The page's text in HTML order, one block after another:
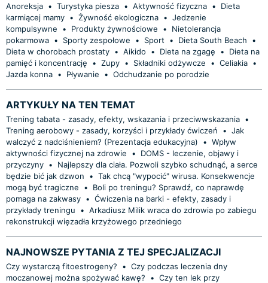
Anoreksja • Turystyka piesza • Aktywność fizyczna •
Dieta
karmiącej mamy • Żywność ekologiczna • Jedzenie
kompulsywne
• Produkty żywnościowe •
Nietolerancja
pokarmowa • Sporty zespołowe • Sport • Dieta South Beach
•
Dieta w chorobach prostaty • Aikido • Dieta na zgagę •
Dieta na
pamięć i koncentrację
• Zupy • Składniki odżywcze • Celiakia •
Jazda konna • Pływanie • Odchudzanie po porodzie
ARTYKUŁY NA TEN TEMAT
Trening tabata - zasady, efekty, wskazania i przeciwwskazania •
Trening aerobowy - zasady, korzyści i przykłady ćwiczeń
• Jak
walczyć z nadciśnieniem? (Prezentacja edukacyjna)
• Wpływ
aktywności fizycznej na zdrowie
•
DOMS - leczenie, objawy i
przyczyny •
Najlepszy dla ciała. Pozwoli szybko schudnąć, a serce
będzie bić jak dzwon
• Tak chcą "wypocić" wirusa. Konsekwencje
mogą być tragiczne
•
Boli po treningu? Sprawdź, co naprawdę
pomaga na zakwasy • Ćwiczenia na barki - efekty, zasady i
przykłady treningu
• Arkadiusz Milik wraca do zdrowia po zabiegu
rekonstrukcji więzadła krzyżowego przedniego
NAJNOWSZE PYTANIA Z TEJ SPECJALIZACJI
Czy wystarczą fitoestrogeny? • Czy podczas leczenia dny
moczanowej można spożywać kawę?
• Czy ten lek przy